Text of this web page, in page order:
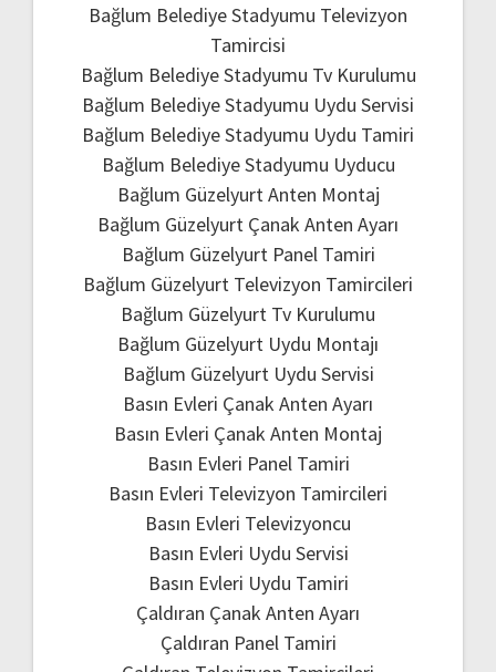
Bağlum Belediye Stadyumu Televizyon
Tamircisi
Bağlum Belediye Stadyumu Tv Kurulumu
Bağlum Belediye Stadyumu Uydu Servisi
Bağlum Belediye Stadyumu Uydu Tamiri
Bağlum Belediye Stadyumu Uyducu
Bağlum Güzelyurt Anten Montaj
Bağlum Güzelyurt Çanak Anten Ayarı
Bağlum Güzelyurt Panel Tamiri
Bağlum Güzelyurt Televizyon Tamircileri
Bağlum Güzelyurt Tv Kurulumu
Bağlum Güzelyurt Uydu Montajı
Bağlum Güzelyurt Uydu Servisi
Basın Evleri Çanak Anten Ayarı
Basın Evleri Çanak Anten Montaj
Basın Evleri Panel Tamiri
Basın Evleri Televizyon Tamircileri
Basın Evleri Televizyoncu
Basın Evleri Uydu Servisi
Basın Evleri Uydu Tamiri
Çaldıran Çanak Anten Ayarı
Çaldıran Panel Tamiri